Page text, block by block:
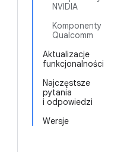
NVIDIA
Komponenty
Qualcomm
Aktualizacje
funkcjonalności
Najczęstsze
pytania
i odpowiedzi
Wersje